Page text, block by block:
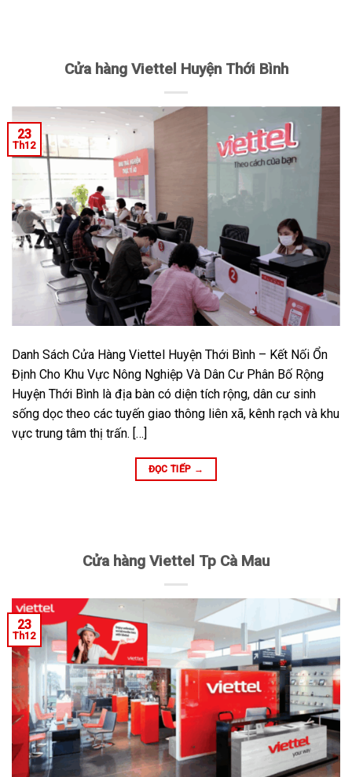
Cửa hàng Viettel Huyện Thới Bình
23
Th12
Danh Sách Cửa Hàng Viettel Huyện Thới Bình – Kết Nối Ổn
Định Cho Khu Vực Nông Nghiệp Và Dân Cư Phân Bố Rộng
Huyện Thới Bình là địa bàn có diện tích rộng, dân cư sinh
sống dọc theo các tuyến giao thông liên xã, kênh rạch và khu
vực trung tâm thị trấn. […]
ĐỌC TIẾP →
Cửa hàng Viettel Tp Cà Mau
23
Th12